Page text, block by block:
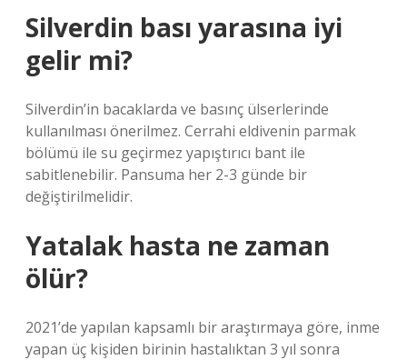
Silverdin bası yarasına iyi
gelir mi?
Silverdin’in bacaklarda ve basınç ülserlerinde
kullanılması önerilmez. Cerrahi eldivenin parmak
bölümü ile su geçirmez yapıştırıcı bant ile
sabitlenebilir. Pansuma her 2-3 günde bir
değiştirilmelidir.
Yatalak hasta ne zaman
ölür?
2021’de yapılan kapsamlı bir araştırmaya göre, inme
yapan üç kişiden birinin hastalıktan 3 yıl sonra